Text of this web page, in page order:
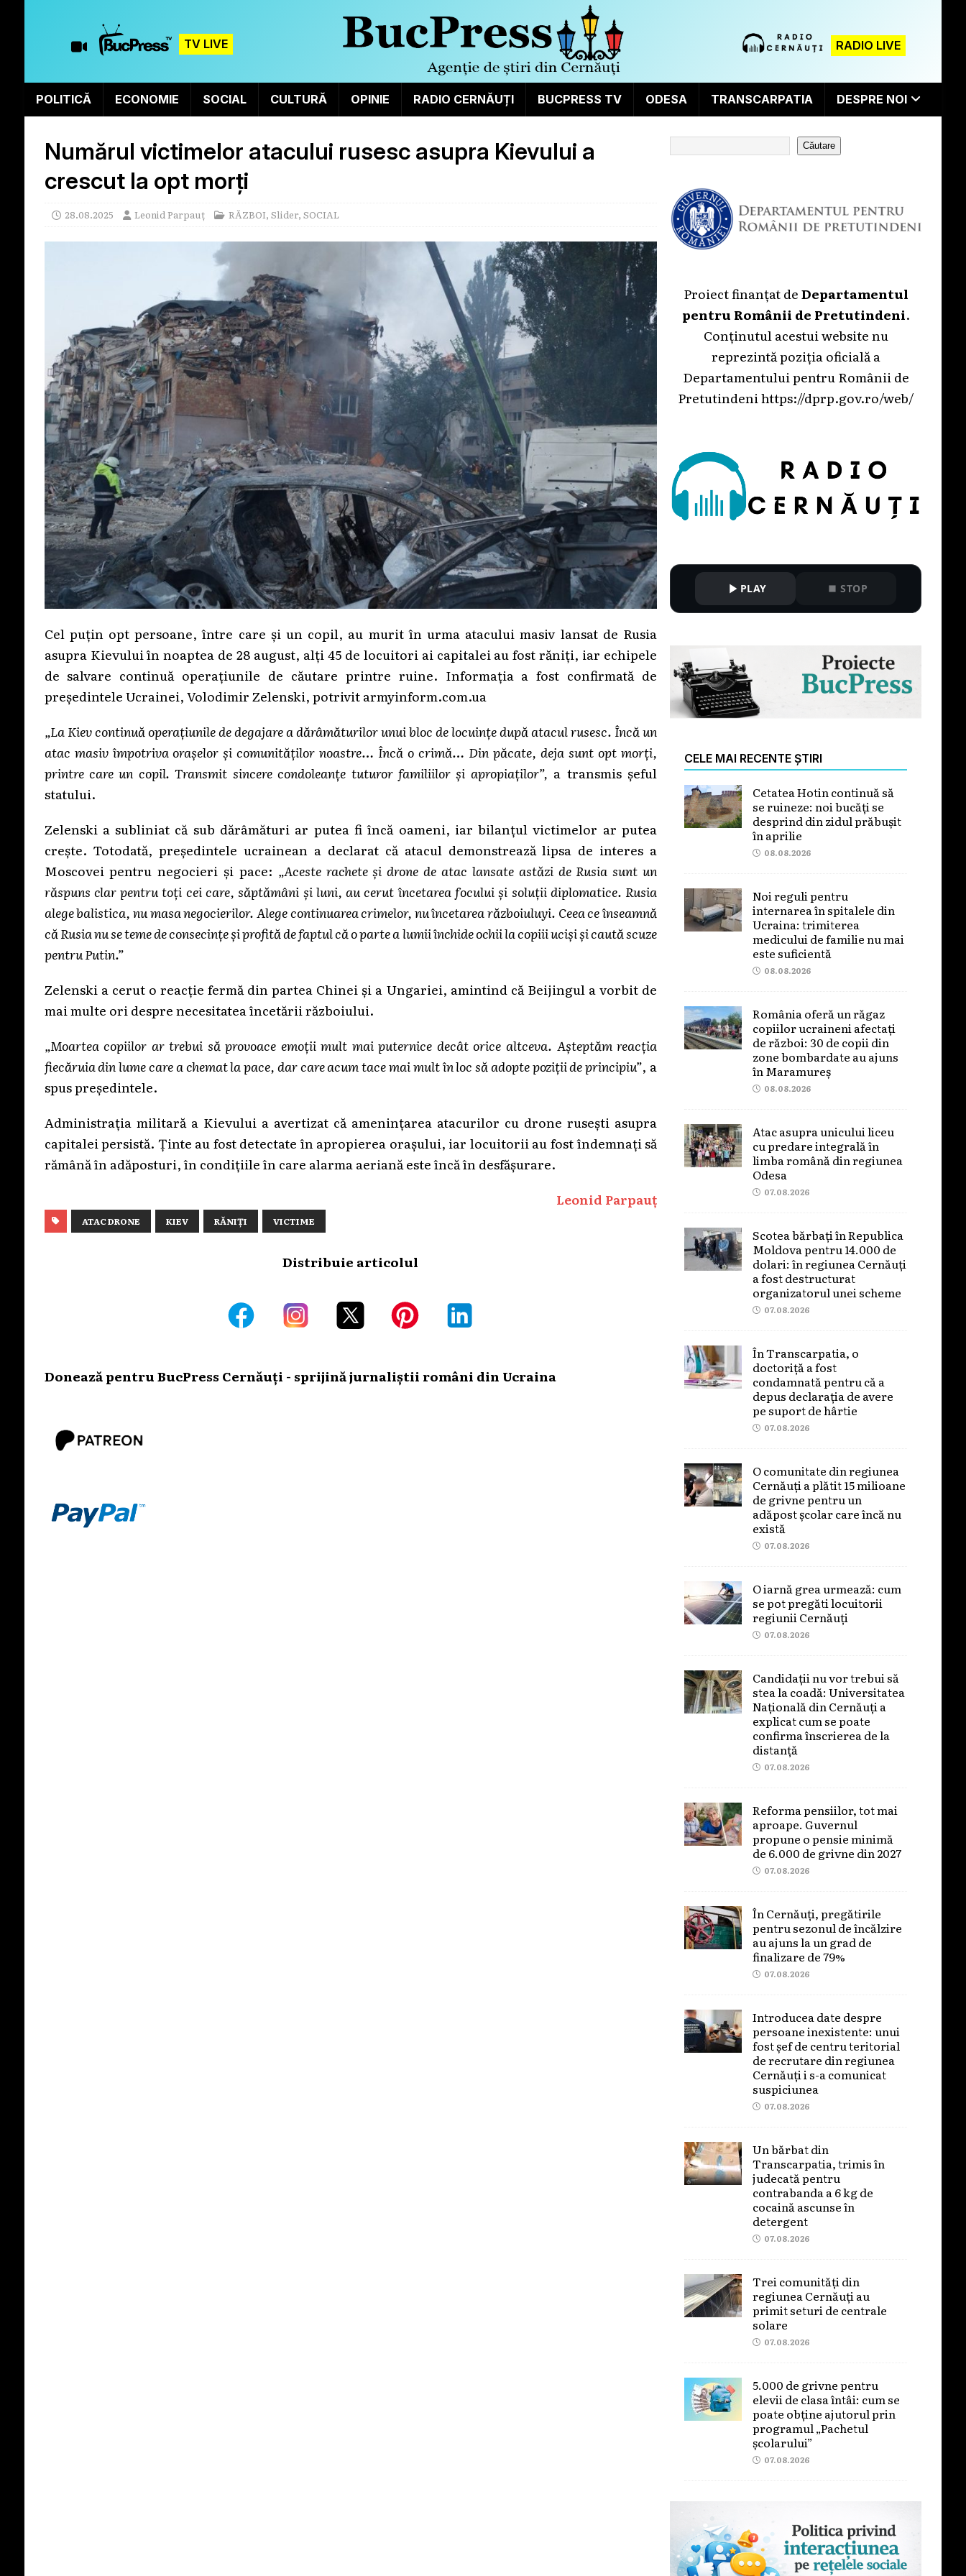
TV LIVE RADIO LIVE
POLITICĂ ECONOMIE SOCIAL CULTURĂ OPINIE RADIO CERNĂUȚI BUCPRESS TV ODESA TRANSCARPATIA DESPRE NOI
Numărul victimelor atacului rusesc asupra Kievului a
crescut la opt morți
28.08.2025 Leonid Parpauț RĂZBOI, Slider, SOCIAL
Cel puțin opt persoane, între care și un copil, au murit în urma atacului masiv lansat de Rusia
asupra Kievului în noaptea de 28 august, alți 45 de locuitori ai capitalei au fost răniți, iar echipele
de salvare continuă operațiunile de căutare printre ruine. Informația a fost confirmată de
președintele Ucrainei, Volodimir Zelenski, potrivit armyinform.com.ua
„La Kiev continuă operațiunile de degajare a dărâmăturilor unui bloc de locuințe după atacul rusesc. Încă un
atac masiv împotriva orașelor și comunităților noastre… Încă o crimă… Din păcate, deja sunt opt morți,
printre care un copil. Transmit sincere condoleanțe tuturor familiilor și apropiaților”, a transmis șeful
statului.
Zelenski a subliniat că sub dărâmături ar putea fi încă oameni, iar bilanțul victimelor ar putea
crește. Totodată, președintele ucrainean a declarat că atacul demonstrează lipsa de interes a
Moscovei pentru negocieri și pace: „Aceste rachete și drone de atac lansate astăzi de Rusia sunt un
răspuns clar pentru toți cei care, săptămâni și luni, au cerut încetarea focului și soluții diplomatice. Rusia
alege balistica, nu masa negocierilor. Alege continuarea crimelor, nu încetarea războiuluyi. Ceea ce înseamnă
că Rusia nu se teme de consecințe și profită de faptul că o parte a lumii închide ochii la copiii uciși și caută scuze
pentru Putin.”
Zelenski a cerut o reacție fermă din partea Chinei și a Ungariei, amintind că Beijingul a vorbit de
mai multe ori despre necesitatea încetării războiului.
„Moartea copiilor ar trebui să provoace emoții mult mai puternice decât orice altceva. Așteptăm reacția
fiecăruia din lume care a chemat la pace, dar care acum tace mai mult în loc să adopte poziții de principiu”, a
spus președintele.
Administrația militară a Kievului a avertizat că amenințarea atacurilor cu drone rusești asupra
capitalei persistă. Ținte au fost detectate în apropierea orașului, iar locuitorii au fost îndemnați să
rămână în adăposturi, în condițiile în care alarma aeriană este încă în desfășurare.
Leonid Parpauț
ATAC DRONE KIEV RĂNIȚI VICTIME
Distribuie articolul
Donează pentru BucPress Cernăuți - sprijină jurnaliștii români din Ucraina
Căutare
Proiect finanțat deDepartamentul
pentru Românii de Pretutindeni.
Conținutul acestui website nu
reprezintă poziția oficială a
Departamentului pentru Românii de
Pretutindenihttps://dprp.gov.ro/web/
PLAY STOP
CELE MAI RECENTE ȘTIRI
Cetatea Hotin continuă să
se ruineze: noi bucăți se
desprind din zidul prăbușit
în aprilie
08.08.2026
Noi reguli pentru
internarea în spitalele din
Ucraina: trimiterea
medicului de familie nu mai
este suficientă
08.08.2026
România oferă un răgaz
copiilor ucraineni afectați
de război: 30 de copii din
zone bombardate au ajuns
în Maramureș
08.08.2026
Atac asupra unicului liceu
cu predare integrală în
limba română din regiunea
Odesa
07.08.2026
Scotea bărbați în Republica
Moldova pentru 14.000 de
dolari: în regiunea Cernăuți
a fost destructurat
organizatorul unei scheme
07.08.2026
În Transcarpatia, o
doctoriță a fost
condamnată pentru că a
depus declarația de avere
pe suport de hârtie
07.08.2026
O comunitate din regiunea
Cernăuți a plătit 15 milioane
de grivne pentru un
adăpost școlar care încă nu
există
07.08.2026
O iarnă grea urmează: cum
se pot pregăti locuitorii
regiunii Cernăuți
07.08.2026
Candidații nu vor trebui să
stea la coadă: Universitatea
Națională din Cernăuți a
explicat cum se poate
confirma înscrierea de la
distanță
07.08.2026
Reforma pensiilor, tot mai
aproape. Guvernul
propune o pensie minimă
de 6.000 de grivne din 2027
07.08.2026
În Cernăuți, pregătirile
pentru sezonul de încălzire
au ajuns la un grad de
finalizare de 79%
07.08.2026
Introducea date despre
persoane inexistente: unui
fost șef de centru teritorial
de recrutare din regiunea
Cernăuți i s-a comunicat
suspiciunea
07.08.2026
Un bărbat din
Transcarpatia, trimis în
judecată pentru
contrabanda a 6 kg de
cocaină ascunse în
detergent
07.08.2026
Trei comunități din
regiunea Cernăuți au
primit seturi de centrale
solare
07.08.2026
5.000 de grivne pentru
elevii de clasa întâi: cum se
poate obține ajutorul prin
programul „Pachetul
școlarului”
07.08.2026